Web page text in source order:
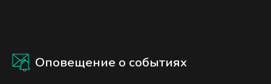
Оповещение о событиях